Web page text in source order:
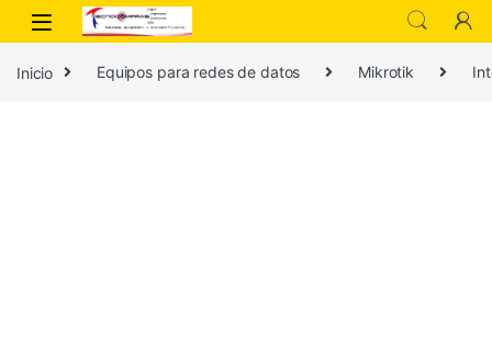
Inicio Equipos para redes de datos Mikrotik